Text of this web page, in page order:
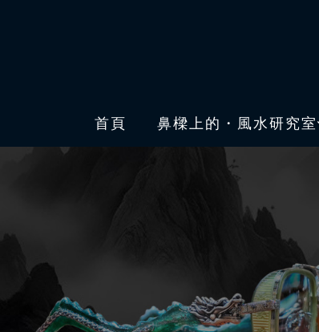
首頁 鼻樑上的・風水研究室